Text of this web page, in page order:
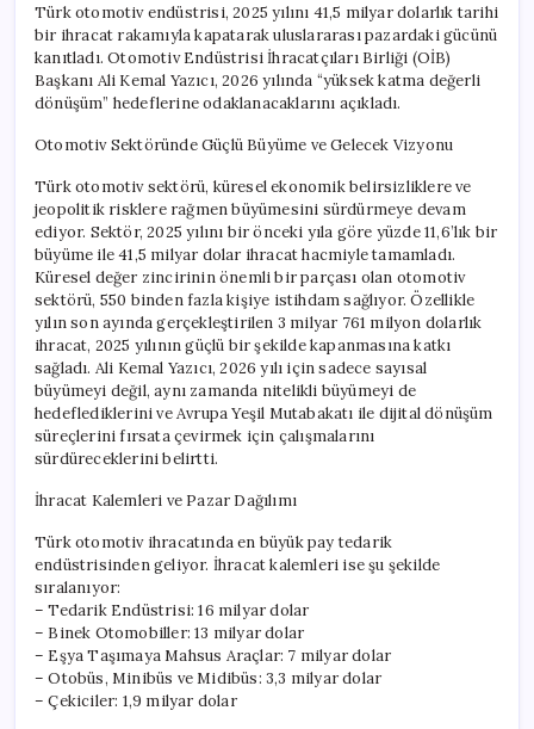
Tarihe
Geçti
için
Türk otomotiv endüstrisi, 2025 yılını 41,5 milyar dolarlık tarihi
bir ihracat rakamıyla kapatarak uluslararası pazardaki gücünü
kanıtladı. Otomotiv Endüstrisi İhracatçıları Birliği (OİB)
Başkanı Ali Kemal Yazıcı, 2026 yılında “yüksek katma değerli
dönüşüm” hedeflerine odaklanacaklarını açıkladı.
Otomotiv Sektöründe Güçlü Büyüme ve Gelecek Vizyonu
Türk otomotiv sektörü, küresel ekonomik belirsizliklere ve
jeopolitik risklere rağmen büyümesini sürdürmeye devam
ediyor. Sektör, 2025 yılını bir önceki yıla göre yüzde 11,6’lık bir
büyüme ile 41,5 milyar dolar ihracat hacmiyle tamamladı.
Küresel değer zincirinin önemli bir parçası olan otomotiv
sektörü, 550 binden fazla kişiye istihdam sağlıyor. Özellikle
yılın son ayında gerçekleştirilen 3 milyar 761 milyon dolarlık
ihracat, 2025 yılının güçlü bir şekilde kapanmasına katkı
sağladı. Ali Kemal Yazıcı, 2026 yılı için sadece sayısal
büyümeyi değil, aynı zamanda nitelikli büyümeyi de
hedeflediklerini ve Avrupa Yeşil Mutabakatı ile dijital dönüşüm
süreçlerini fırsata çevirmek için çalışmalarını
sürdüreceklerini belirtti.
İhracat Kalemleri ve Pazar Dağılımı
Türk otomotiv ihracatında en büyük pay tedarik
endüstrisinden geliyor. İhracat kalemleri ise şu şekilde
sıralanıyor:
– Tedarik Endüstrisi: 16 milyar dolar
– Binek Otomobiller: 13 milyar dolar
– Eşya Taşımaya Mahsus Araçlar: 7 milyar dolar
– Otobüs, Minibüs ve Midibüs: 3,3 milyar dolar
– Çekiciler: 1,9 milyar dolar